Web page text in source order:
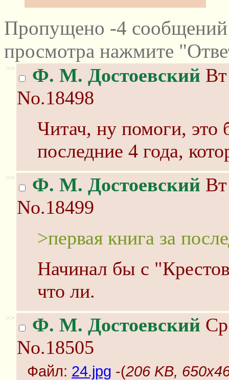
Пропущено -4
просмотра нажмите
>> Ф. М. Достоевский
No.18498
Читач, ну помоги, это
последние 4 года,
>> Ф. М. Достоевский
No.18499
>первая книга за
Начинал бы с
что ли.
>> Ф. М. Достоевский
No.18505
Файл: 24.jpg -(206 KB,